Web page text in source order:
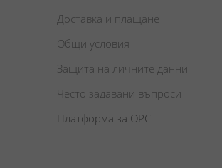
Доставка и плащане
Общи условия
Защита на личните данни
Често задавани въпроси
Платформа за ОРС